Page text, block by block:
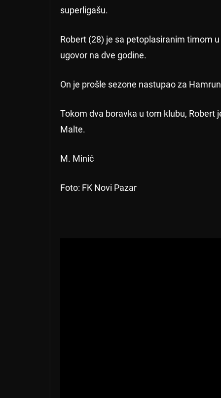
superligašu.
Robert (28) je sa petoplasiranim timom
ugovor na dve godine.
On je prošle sezone nastupao za
Tokom dva boravka u tom klubu, Robert
Malte.
M. Minić
Foto: FK Novi Pazar